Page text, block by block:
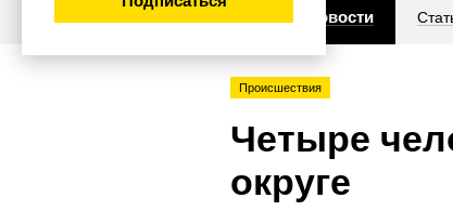
Новости
Происшествия
Четыре
округе